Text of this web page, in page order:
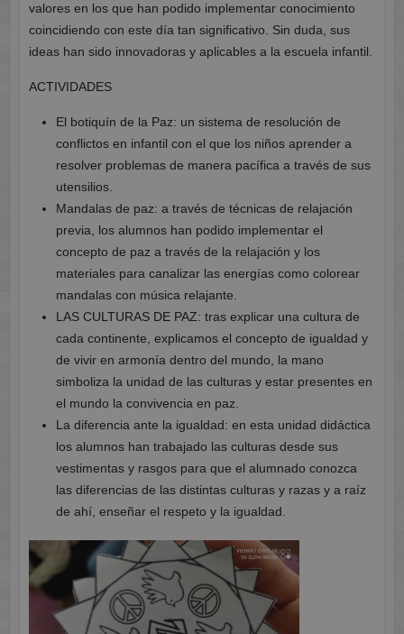
valores en los que han podido implementar conocimiento
coincidiendo con este día tan significativo. Sin duda, sus
ideas han sido innovadoras y aplicables a la escuela infantil.
ACTIVIDADES
El botiquín de la Paz: un sistema de resolución de
conflictos en infantil con el que los niños aprender a
resolver problemas de manera pacífica a través de sus
utensilios.
Mandalas de paz: a través de técnicas de relajación
previa, los alumnos han podido implementar el
concepto de paz a través de la relajación y los
materiales para canalizar las energías como colorear
mandalas con música relajante.
LAS CULTURAS DE PAZ: tras explicar una cultura de
cada continente, explicamos el concepto de igualdad y
de vivir en armonía dentro del mundo, la mano
simboliza la unidad de las culturas y estar presentes en
el mundo la convivencia en paz.
La diferencia ante la igualdad: en esta unidad didáctica
los alumnos han trabajado las culturas desde sus
vestimentas y rasgos para que el alumnado conozca
las diferencias de las distintas culturas y razas y a raíz
de ahí, enseñar el respeto y la igualdad.